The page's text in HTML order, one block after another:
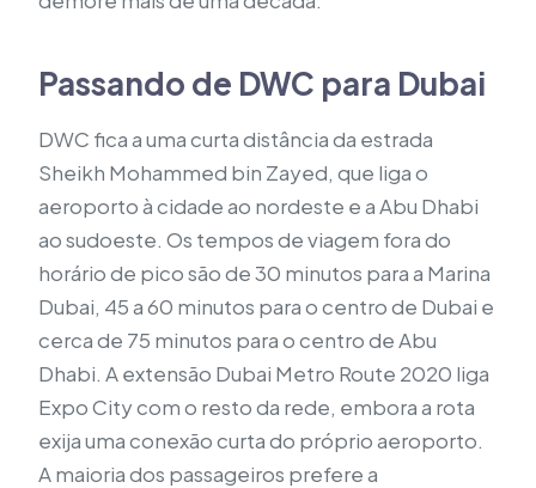
Passando de DWC para Dubai
DWC fica a uma curta distância da estrada
Sheikh Mohammed bin Zayed, que liga o
aeroporto à cidade ao nordeste e a Abu Dhabi
ao sudoeste. Os tempos de viagem fora do
horário de pico são de 30 minutos para a Marina
Dubai, 45 a 60 minutos para o centro de Dubai e
cerca de 75 minutos para o centro de Abu
Dhabi. A extensão Dubai Metro Route 2020 liga
Expo City com o resto da rede, embora a rota
exija uma conexão curta do próprio aeroporto.
A maioria dos passageiros prefere a